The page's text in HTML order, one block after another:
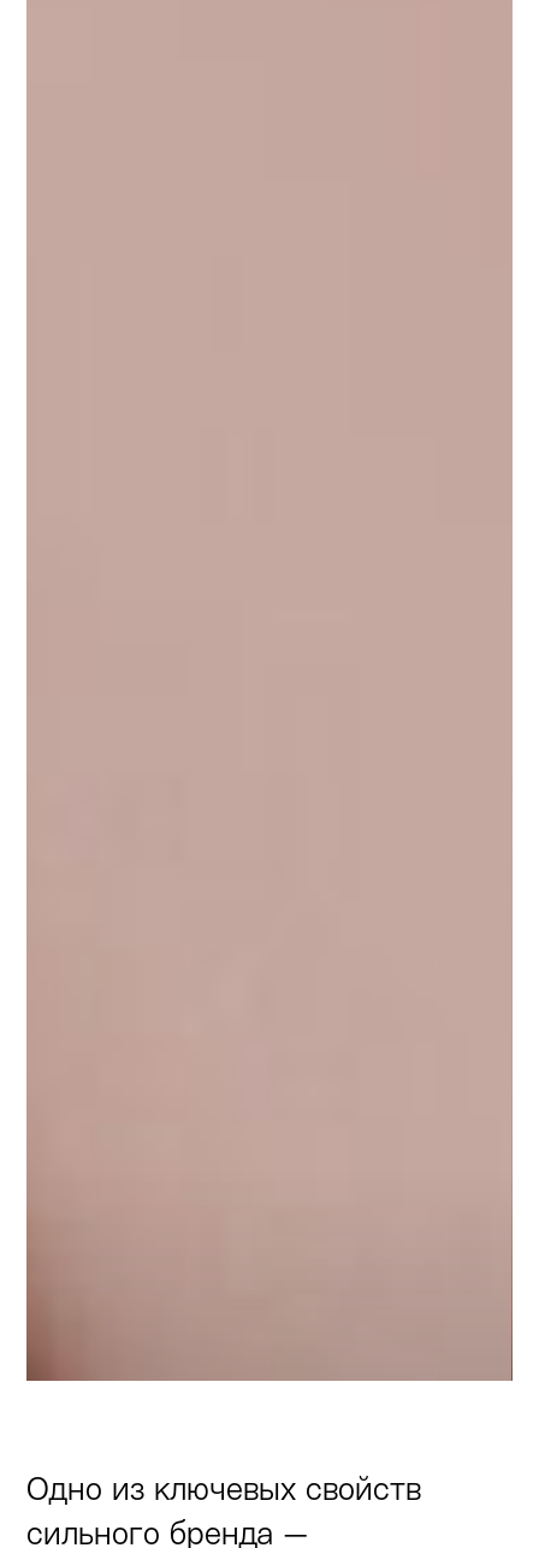
Одно из ключевых свойств
сильного бренда —